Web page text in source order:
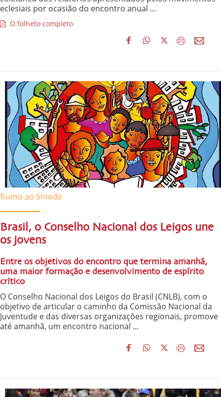
eclesiais por ocasião do encontro anual ...
O folheto completo
Rumo ao Sínodo
Brasil, o Conselho Nacional dos Leigos une
os jovens
Entre os objetivos do encontro que termina amanhã,
uma maior formação e desenvolvimento de espírito
crítico
O Conselho Nacional dos Leigos do Brasil (CNLB), com o
objetivo de articular o caminho da Comissão Nacional da
Juventude e das diversas organizações regionais, promove
até amanhã, um encontro nacional ...